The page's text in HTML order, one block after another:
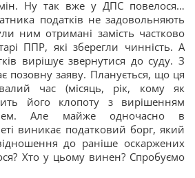
Ну так вже у ДПС повелося…
податків не задовольняють
ним отримані замість частково
ППР, які зберегли чинність. А
вирішує звернутися до суду. З
позовну заяву. Планується, що ця
час (місяць, рік, кому як
його клопоту з вирішенням
Але майже одночасно в
виникає податковий борг, який
до раніше оскаржених
Хто у цьому винен? Спробуємо